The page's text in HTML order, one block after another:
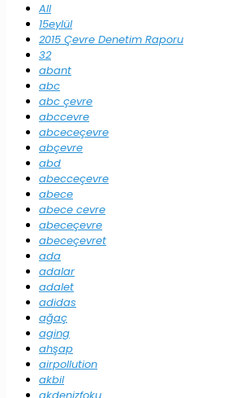
All
15eylül
2015 Çevre Denetim Raporu
32
abant
abc
abc çevre
abccevre
abceceçevre
abçevre
abd
abecceçevre
abece
abece cevre
abeceçevre
abeceçevret
ada
adalar
adalet
adidas
ağaç
aging
ahşap
airpollution
akbil